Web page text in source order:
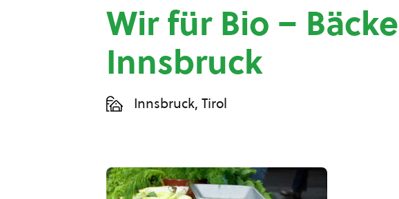
Wir für Bio –
Innsbruck
Innsbruck, Tirol